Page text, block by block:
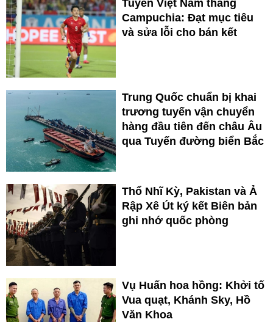
Tuyển Việt Nam thắng
Campuchia: Đạt mục tiêu
và sửa lỗi cho bán kết
Trung Quốc chuẩn bị khai
trương tuyến vận chuyển
hàng đầu tiên đến châu Âu
qua Tuyến đường biển Bắc
Thổ Nhĩ Kỳ, Pakistan và Ả
Rập Xê Út ký kết Biên bản
ghi nhớ quốc phòng
Vụ Huấn hoa hồng: Khởi tố
Vua quạt, Khánh Sky, Hồ
Văn Khoa